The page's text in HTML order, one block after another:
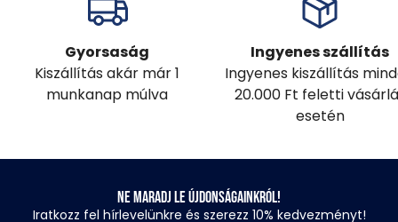
Gyorsaság
Kiszállítás akár már 1
munkanap múlva
Ingyenes szállítás
Ingyenes kiszállítás
20.000 Ft feletti
esetén
Ne maradj le újdonságainkról!
Iratkozz fel hírlevelünkre és szerezz 10% kedvezményt!